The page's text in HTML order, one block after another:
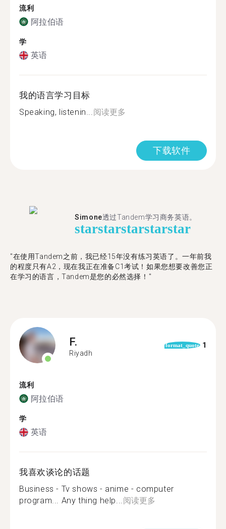
流利
阿拉伯语
学
英语
我的语言学习目标
Speaking, listenin...阅读更多
下载软件
Simone透过Tandem学习商务英语。
starstarstarstarstar
"在使用Tandem之前，我已经15年没有练习英语了。一年前我
的程度只有A2，现在我正在准备C1考试！如果您想要改善您正
在学习的语言，Tandem是您的必然选择！"
F.
Riyadh
format_quote 1
流利
阿拉伯语
学
英语
我喜欢谈论的话题
Business - Tv shows - anime - computer
program... Any thing help...阅读更多